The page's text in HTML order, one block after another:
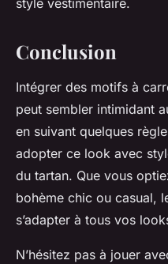
style vestimentaire.
Conclusion
Intégrer des motifs à
peut sembler intimidant
en suivant quelques
adopter ce look avec
du tartan. Que vous
bohème chic ou casual,
s’adapter à tous vos
N’hésitez pas à jouer